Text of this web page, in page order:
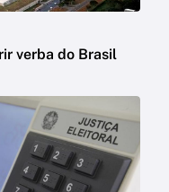
verba do Brasil